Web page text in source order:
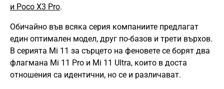
и Poco X3 Pro.
Обичайно във всяка серия компаниите предлагат
един оптимален модел, друг по-базов и трети върхов.
В серията Mi 11 за сърцето на феновете се борят два
флагмана Mi 11 Pro и Mi 11 Ultra, които в доста
отношения са идентични, но се и различават.